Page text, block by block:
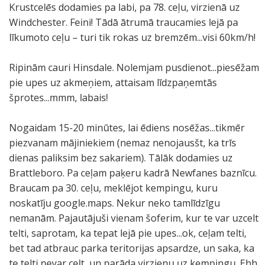
Krustcelēs dodamies pa labi, pa 78. ceļu, virzienā uz
Windchester. Feini! Tādā ātrumā traucamies lejā pa
līkumoto ceļu – turi tik rokas uz bremzēm...visi 60km/h!
Ripinām cauri Hinsdale. Nolemjam pusdienot...piesēžam
pie upes uz akmeņiem, attaisam līdzpaņemtās
šprotes...mmm, labais!
Nogaidam 15-20 minūtes, lai ēdiens nosēžas...tikmēr
piezvanam mājiniekiem (nemaz nenojausšt, ka trīs
dienas paliksim bez sakariem). Tālāk dodamies uz
Brattleboro. Pa ceļam paķeru kadrā Newfanes baznīcu.
Braucam pa 30. ceļu, meklējot kempingu, kuru
noskatīju google.maps. Nekur neko tamlīdzīgu
nemanām. Pajautājuši vienam šoferim, kur te var uzcelt
telti, saprotam, ka tepat lejā pie upes...ok, ceļam telti,
bet tad atbrauc parka teritorijas apsardze, un saka, ka